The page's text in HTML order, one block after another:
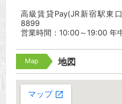
高級賃貸Pay(JR新宿駅東
8899
営業時間：10:00～19:00 年
Map 地図